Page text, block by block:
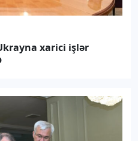
xarici işlər